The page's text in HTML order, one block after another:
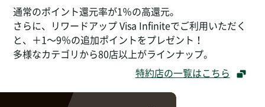
通常のポイント還元率が1％の高還元。
さらに、リワードアップ Visa Infiniteでご利用いただく
と、＋1～9％の追加ポイントをプレゼント！
多様なカテゴリから80店以上がラインナップ。
特約店の一覧はこちら